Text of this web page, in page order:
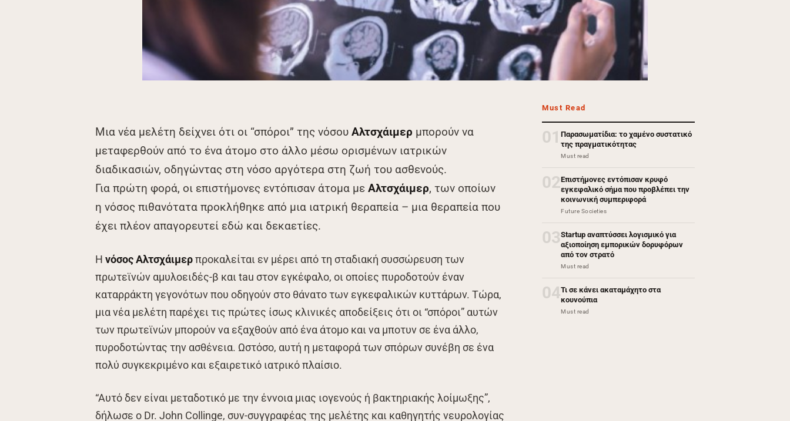
Μια νέα μελέτη δείχνει ότι οι “σπόροι” της νόσου Αλτσχάιμερ μπορούν να
μεταφερθούν από το ένα άτομο στο άλλο μέσω ορισμένων ιατρικών
διαδικασιών, οδηγώντας στη νόσο αργότερα στη ζωή του ασθενούς.
Για πρώτη φορά, οι επιστήμονες εντόπισαν άτομα με Αλτσχάιμερ, των οποίων
η νόσος πιθανότατα προκλήθηκε από μια ιατρική θεραπεία – μια θεραπεία που
έχει πλέον απαγορευτεί εδώ και δεκαετίες.
Η νόσος Αλτσχάιμερπροκαλείται εν μέρει από τη σταδιακή συσσώρευση των
πρωτεϊνών αμυλοειδές-β και tau στον εγκέφαλο, οι οποίες πυροδοτούν έναν
καταρράκτη γεγονότων που οδηγούν στο θάνατο των εγκεφαλικών κυττάρων. Τώρα,
μια νέα μελέτη παρέχει τις πρώτες ίσως κλινικές αποδείξεις ότι οι “σπόροι” αυτών
των πρωτεϊνών μπορούν να εξαχθούν από ένα άτομο και να μποτυν σε ένα άλλο,
πυροδοτώντας την ασθένεια. Ωστόσο, αυτή η μεταφορά των σπόρων συνέβη σε ένα
πολύ συγκεκριμένο και εξαιρετικό ιατρικό πλαίσιο.
“Αυτό δεν είναι μεταδοτικό με την έννοια μιας ιογενούς ή βακτηριακής λοίμωξης”,
δήλωσε ο Dr. John Collinge, συν-συγγραφέας της μελέτης και καθηγητής νευρολογίας
Must Read
01 Παρασωματίδια: το χαμένο συστατικό
της πραγματικότητας
Must read
02Επιστήμονες εντόπισαν κρυφό
εγκεφαλικό σήμα που προβλέπει την
κοινωνική συμπεριφορά
Future Societies
03Startup αναπτύσσει λογισμικό για
αξιοποίηση εμπορικών δορυφόρων
από τον στρατό
Must read
04Τι σε κάνει ακαταμάχητο στα
κουνούπια
Must read